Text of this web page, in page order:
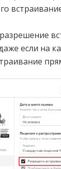
если на